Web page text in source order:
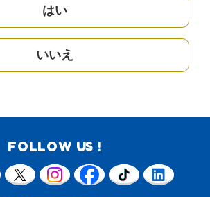
はい
いいえ
FOLLOW US !